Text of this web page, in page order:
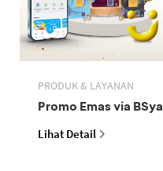
PRODUK & LAYANAN
Promo Emas via BSya
Lihat Detail